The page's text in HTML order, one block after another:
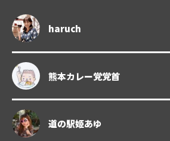
haruch
熊本カレー党党首
道の駅姫あゆ